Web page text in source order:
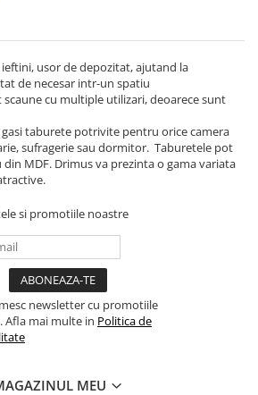
dormitor
usor de depozitat, ajutand la
de necesar intr-un spatiu
cu multiple utilizari, deoarece sunt
taburete potrivite pentru orice camera
sufragerie sau dormitor. Taburetele pot
MDF. Drimus va prezinta o gama variata
si promotiile noastre
newsletter cu promotiile
Afla mai multe in Politica de
MEU